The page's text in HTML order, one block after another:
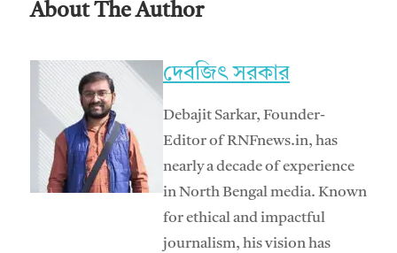
About The Author
দেবজিৎ সরকার
Debajit Sarkar, Founder-
Editor of RNFnews.in, has
nearly a decade of experience
in North Bengal media. Known
for ethical and impactful
journalism, his vision has